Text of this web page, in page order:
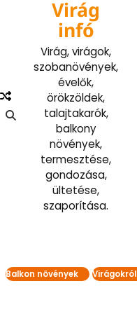
Virág
infó
Virág, virágok,
szobanövények,
évelők,
örökzöldek,
talajtakarók,
balkony
növények,
termesztése,
gondozása,
ültetése,
szaporítása.
Balkon növények Virágokról